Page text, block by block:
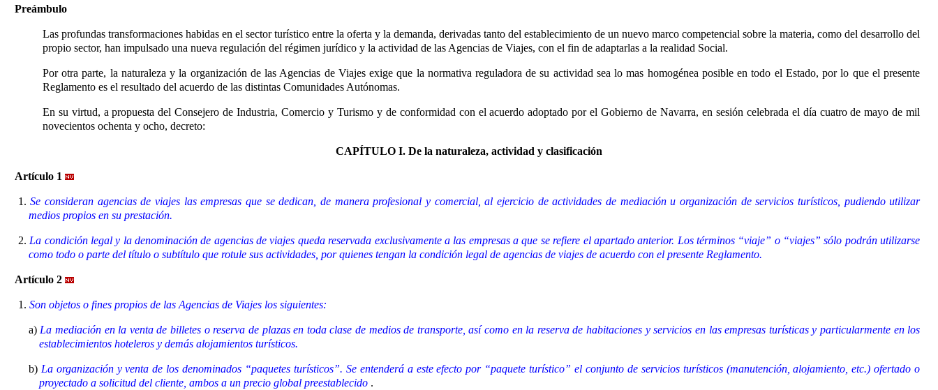
Preámbulo
Las profundas transformaciones habidas en el sector turístico entre la oferta y la demanda, derivadas tanto del establecimiento de un nuevo marco competencial sobre la materia, como del desarrollo del
propio sector, han impulsado una nueva regulación del régimen jurídico y la actividad de las Agencias de Viajes, con el fin de adaptarlas a la realidad Social.
Por otra parte, la naturaleza y la organización de las Agencias de Viajes exige que la normativa reguladora de su actividad sea lo mas homogénea posible en todo el Estado, por lo que el presente
Reglamento es el resultado del acuerdo de las distintas Comunidades Autónomas.
En su virtud, a propuesta del Consejero de Industria, Comercio y Turismo y de conformidad con el acuerdo adoptado por el Gobierno de Navarra, en sesión celebrada el día cuatro de mayo de mil
novecientos ochenta y ocho, decreto:
CAPÍTULO I. De la naturaleza, actividad y clasificación
Artículo 1
1.Se consideran agencias de viajes las empresas que se dedican, de manera profesional y comercial, al ejercicio de actividades de mediación u organización de servicios turísticos, pudiendo utilizar
medios propios en su prestación.
2. La condición legal y la denominación de agencias de viajes queda reservada exclusivamente a las empresas a que se refiere el apartado anterior. Los términos “viaje” o “viajes” sólo podrán utilizarse
como todo o parte del título o subtítulo que rotule sus actividades, por quienes tengan la condición legal de agencias de viajes de acuerdo con el presente Reglamento.
Artículo 2
1. Son objetos o fines propios de las Agencias de Viajes los siguientes:
a) La mediación en la venta de billetes o reserva de plazas en toda clase de medios de transporte, así como en la reserva de habitaciones y servicios en las empresas turísticas y particularmente en los
establecimientos hoteleros y demás alojamientos turísticos.
b) La organización y venta de los denominados “paquetes turísticos”. Se entenderá a este efecto por “paquete turístico” el conjunto de servicios turísticos (manutención, alojamiento, etc.) ofertado o
proyectado a solicitud del cliente, ambos a un precio global preestablecido .